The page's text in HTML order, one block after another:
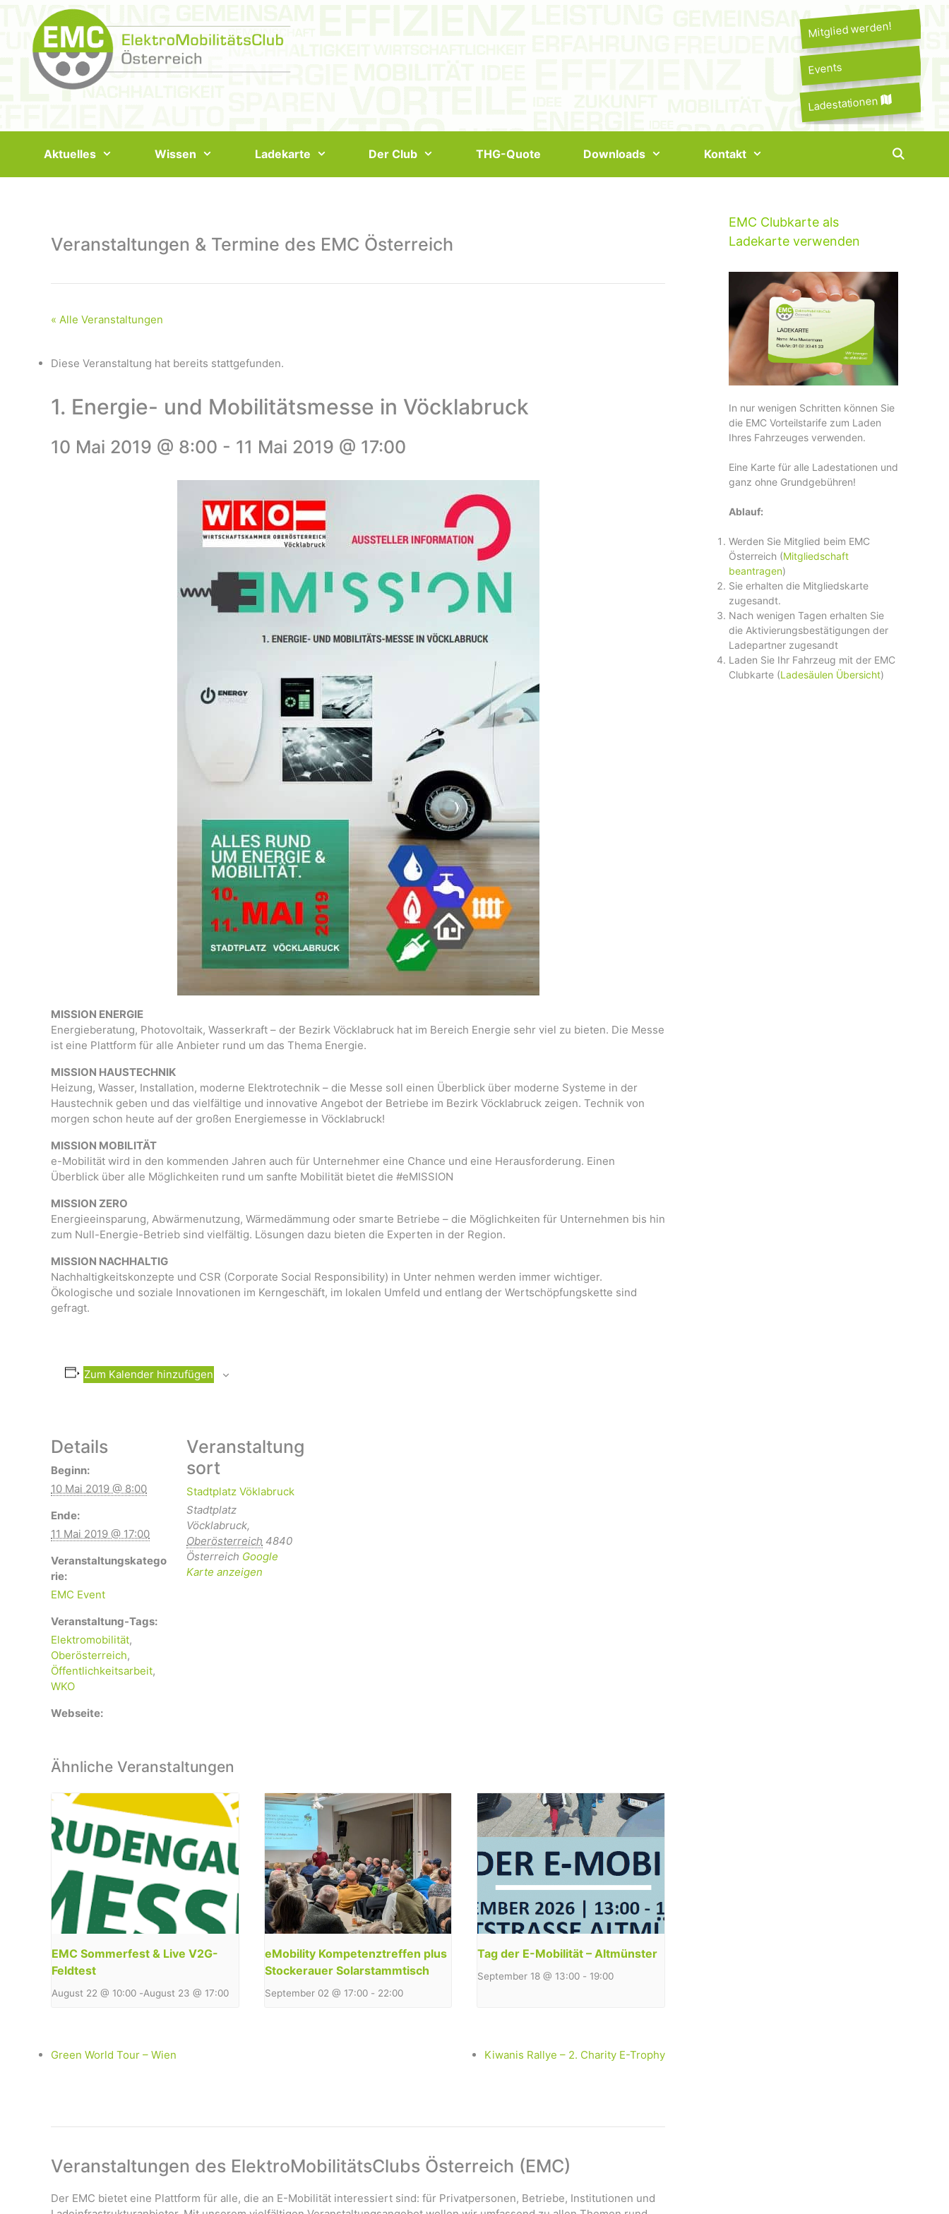
Mitglied werden!
Events
Ladestationen
Aktuelles Wissen Ladekarte Der Club THG-Quote Downloads Kontakt
Veranstaltungen & Termine des EMC Österreich
« Alle Veranstaltungen
Diese Veranstaltung hat bereits stattgefunden.
1. Energie- und Mobilitätsmesse in Vöcklabruck
10 Mai 2019 @ 8:00 - 11 Mai 2019 @ 17:00
MISSION ENERGIE
Energieberatung, Photovoltaik, Wasserkraft – der Bezirk Vöcklabruck hat im Bereich Energie sehr viel zu bieten. Die Messe
ist eine Plattform für alle Anbieter rund um das Thema Energie.
MISSION HAUSTECHNIK
Heizung, Wasser, Installation, moderne Elektrotechnik – die Messe soll einen Überblick über moderne Systeme in der
Haustechnik geben und das vielfältige und innovative Angebot der Betriebe im Bezirk Vöcklabruck zeigen. Technik von
morgen schon heute auf der großen Energiemesse in Vöcklabruck!
MISSION MOBILITÄT
e-Mobilität wird in den kommenden Jahren auch für Unternehmer eine Chance und eine Herausforderung. Einen
Überblick über alle Möglichkeiten rund um sanfte Mobilität bietet die #eMISSION
MISSION ZERO
Energieeinsparung, Abwärmenutzung, Wärmedämmung oder smarte Betriebe – die Möglichkeiten für Unternehmen bis hin
zum Null-Energie-Betrieb sind vielfältig. Lösungen dazu bieten die Experten in der Region.
MISSION NACHHALTIG
Nachhaltigkeitskonzepte und CSR (Corporate Social Responsibility) in Unter nehmen werden immer wichtiger.
Ökologische und soziale Innovationen im Kerngeschäft, im lokalen Umfeld und entlang der Wertschöpfungskette sind
gefragt.
Zum Kalender hinzufügen
Details
Beginn:
10 Mai 2019 @ 8:00
Ende:
11 Mai 2019 @ 17:00
Veranstaltungskatego
rie:
EMC Event
Veranstaltung-Tags:
Elektromobilität,
Oberösterreich,
Öffentlichkeitsarbeit,
WKO
Webseite:
Veranstaltung
sort
Stadtplatz Vöklabruck
Stadtplatz
Vöcklabruck,
Oberösterreich 4840
Österreich Google
Karte anzeigen
Ähnliche Veranstaltungen
EMC Sommerfest & Live V2G-
Feldtest
August 22 @ 10:00 -August 23 @ 17:00
eMobility Kompetenztreffen plus
Stockerauer Solarstammtisch
September 02 @ 17:00 - 22:00
Tag der E-Mobilität – Altmünster
September 18 @ 13:00 - 19:00
Green World Tour – Wien Kiwanis Rallye – 2. Charity E-Trophy
Veranstaltungen des ElektroMobilitätsClubs Österreich (EMC)
Der EMC bietet eine Plattform für alle, die an E-Mobilität interessiert sind: für Privatpersonen, Betriebe, Institutionen und
EMC Clubkarte als
Ladekarte verwenden
In nur wenigen Schritten können Sie
die EMC Vorteilstarife zum Laden
Ihres Fahrzeuges verwenden.
Eine Karte für alle Ladestationen und
ganz ohne Grundgebühren!
Ablauf:
Werden Sie Mitglied beim EMC
Österreich (Mitgliedschaft
beantragen)
Sie erhalten die Mitgliedskarte
zugesandt.
Nach wenigen Tagen erhalten Sie
die Aktivierungsbestätigungen der
Ladepartner zugesandt
Laden Sie Ihr Fahrzeug mit der EMC
Clubkarte (Ladesäulen Übersicht)